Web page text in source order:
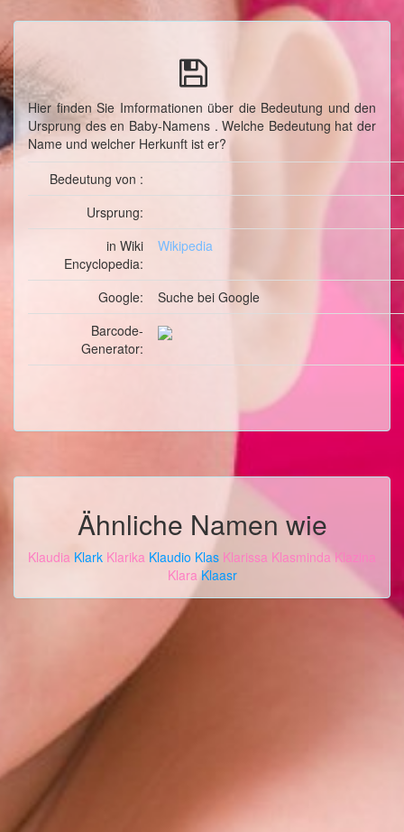
Hier finden Sie Imformationen über die Bedeutung und den
Ursprung des en Baby-Namens . Welche Bedeutung hat der
Name und welcher Herkunft ist er?
Bedeutung von :
Ursprung:
in Wiki
Encyclopedia:
Wikipedia
Google: Suche bei Google
Barcode-
Generator:
Ähnliche Namen wie
Klaudia Klark Klarika Klaudio Klas Klarissa Klasminda Klazina
Klara Klaasr